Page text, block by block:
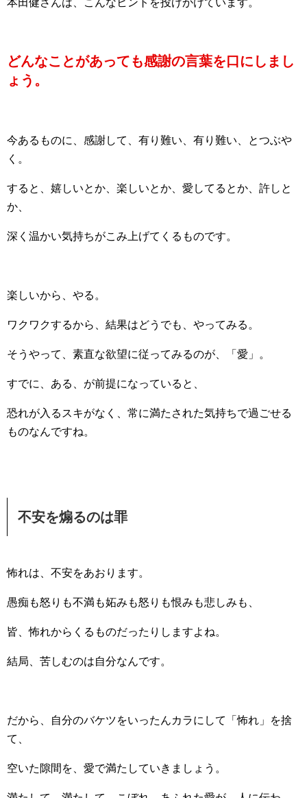
本田健さんは、こんなヒントを投げかけています。
どんなことがあっても感謝の言葉を口にしまし
ょう。
今あるものに、感謝して、有り難い、有り難い、とつぶや
く。
すると、嬉しいとか、楽しいとか、愛してるとか、許しと
か、
深く温かい気持ちがこみ上げてくるものです。
楽しいから、やる。
ワクワクするから、結果はどうでも、やってみる。
そうやって、素直な欲望に従ってみるのが、「愛」。
すでに、ある、が前提になっていると、
恐れが入るスキがなく、常に満たされた気持ちで過ごせる
ものなんですね。
不安を煽るのは罪
怖れは、不安をあおります。
愚痴も怒りも不満も妬みも怒りも恨みも悲しみも、
皆、怖れからくるものだったりしますよね。
結局、苦しむのは自分なんです。
だから、自分のバケツをいったんカラにして「怖れ」を捨
て、
空いた隙間を、愛で満たしていきましょう。